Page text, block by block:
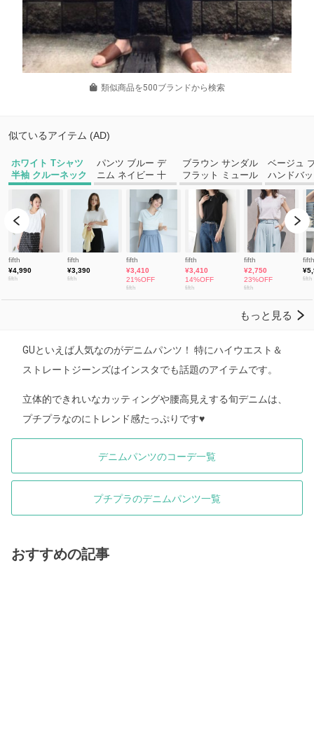
類似商品を500ブランドから検索
GUといえば人気なのがデニムパンツ！ 特にハイウエスト＆
ストレートジーンズはインスタでも話題のアイテムです。
立体的できれいなカッティングや腰高見えする旬デニムは、
プチプラなのにトレンド感たっぷりです♥
デニムパンツのコーデ一覧
プチプラのデニムパンツ一覧
おすすめの記事